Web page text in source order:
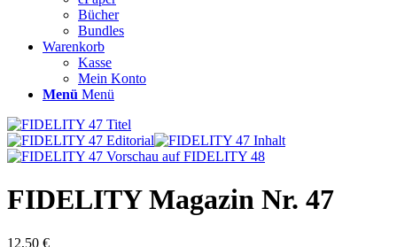
Bücher
Bundles
Warenkorb
Kasse
Mein Konto
Menü Menü
FIDELITY Magazin Nr. 47
12,50 €